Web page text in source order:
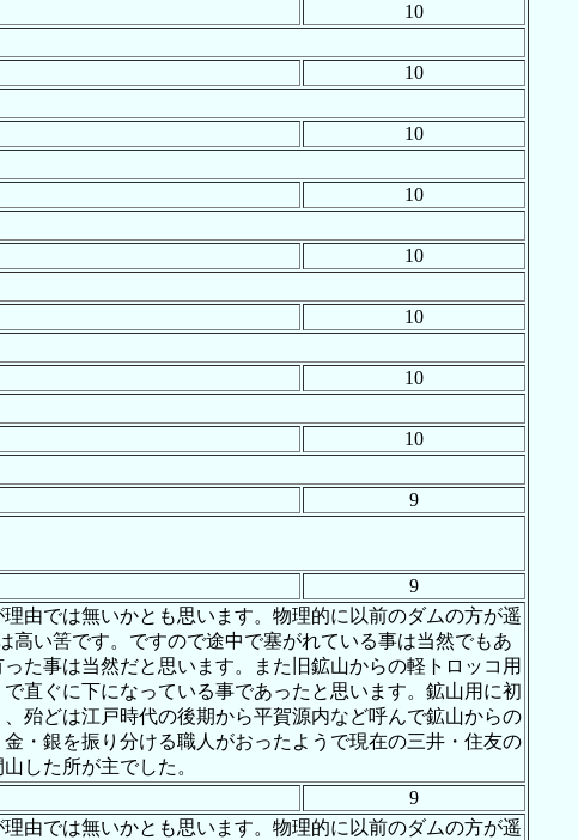
10
10
10
10
10
10
10
10
9
9
由では無いかとも思います。物理的に以前のダムの方が遥
い筈です。ですので途中で塞がれている事は当然でもあ
た事は当然だと思います。また旧鉱山からの軽トロッコ用
直ぐに下になっている事であったと思います。鉱山用に初
殆どは江戸時代の後期から平賀源内など呼んで鉱山からの
・銀を振り分ける職人がおったようで現在の三井・住友の
した所が主でした。
9
由では無いかとも思います。物理的に以前のダムの方が遥